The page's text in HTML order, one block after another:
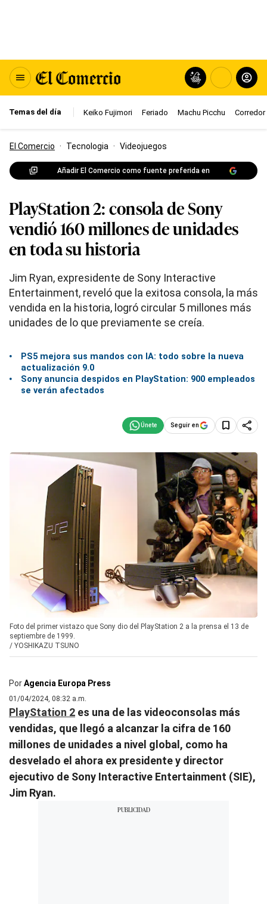
Temas del día Keiko Fujimori Feriado Machu Picchu Corredor
El Comercio · Tecnologia · Videojuegos
Añadir El Comercio como fuente preferida en
PlayStation 2: consola de Sony
vendió 160 millones de unidades
en toda su historia
Jim Ryan, expresidente de Sony Interactive
Entertainment, reveló que la exitosa consola, la más
vendida en la historia, logró circular 5 millones más
unidades de lo que previamente se creía.
PS5 mejora sus mandos con IA: todo sobre la nueva
actualización 9.0
Sony anuncia despidos en PlayStation: 900 empleados
se verán afectados
Seguir en
Foto del primer vistazo que Sony dio del PlayStation 2 a la prensa el 13 de
septiembre de 1999.
/ YOSHIKAZU TSUNO
PorAgencia Europa Press
01/04/2024, 08:32 a.m.
PlayStation 2 es una de las videoconsolas más
vendidas, que llegó a alcanzar la cifra de 160
millones de unidades a nivel global, como ha
desvelado el ahora ex presidente y director
ejecutivo de Sony Interactive Entertainment (SIE),
Jim Ryan.